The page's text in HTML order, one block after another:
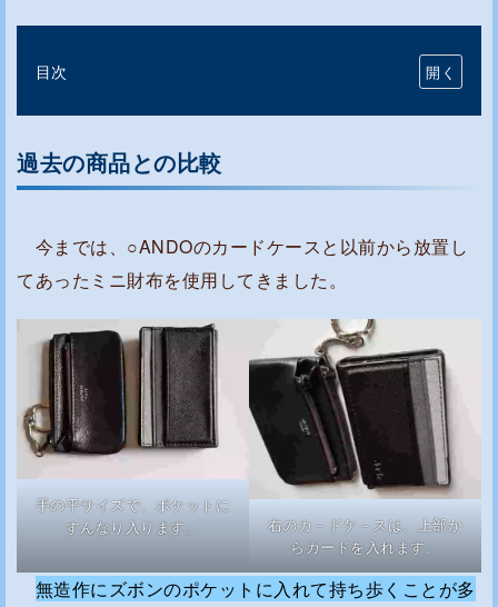
目次
の
商
と
の
比
較
入
商
の
過去の商品との比較
今までは、○ANDOのカードケースと以前から放置し
てあったミニ財布を使用してきました。
手の平サイズで、ポケットに
すんなり入ります。
右のカ－ドケ－スは、上部か
らカードを入れます。
無造作にズボンのポケットに入れて持ち歩くことが多